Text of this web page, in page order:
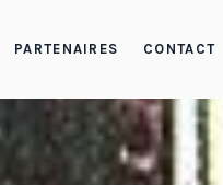
PARTENAIRES CONTACT